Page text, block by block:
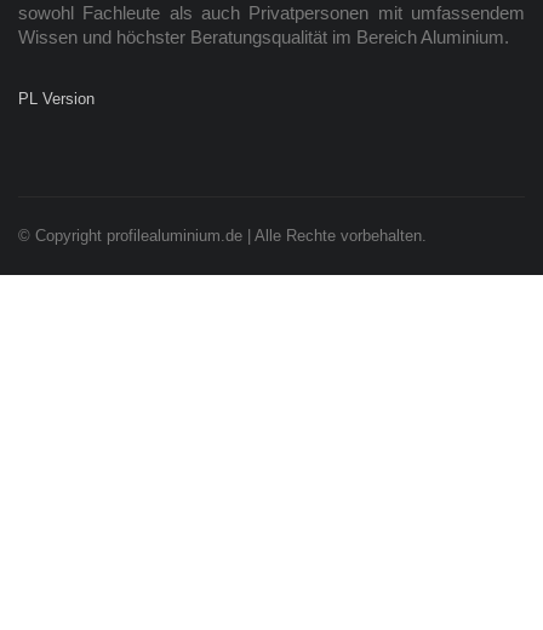
sowohl Fachleute als auch Privatpersonen mit umfassendem
Wissen und höchster Beratungsqualität im Bereich Aluminium.
PL Version
© Copyright profilealuminium.de | Alle Rechte vorbehalten.